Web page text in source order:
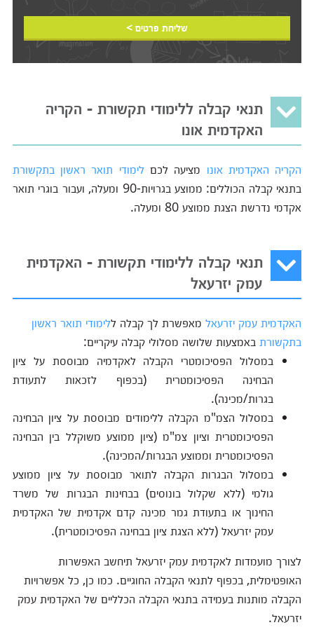
שליחת פרטים >
תנאי קבלה ללימודי תקשורת - הקריה
האקדמית אונו
הקריה האקדמית אונו מציעה לכם לימודי תואר ראשון בתקשורת
בתנאי קבלה הכוללים: ממוצע בגרויות-90 ומעלה, ועבור בוגרי תואר
אקדמי נדרשת הצגת ממוצע 80 ומעלה.
תנאי קבלה ללימודי תקשורת - האקדמית
עמק יזרעאל
האקדמית עמק יזרעאלמאפשרת לך קבלה ללימודי תואר ראשון
בתקשורתבאמצעות שלושה מסלולי קבלה עיקריים:
במסלול הפסיכומטרי הקבלה לאקדמיה מבוססת על ציון
הבחינה הפסיכומטרית (בכפוף לזכאות לתעודת
בגרות/מכינה).
במסלול הצמ"מ הקבלה ללימודים מבוססת על ציון הבחינה
הפסיכומטרית וציון צמ"מ (ציון ממוצע משוקלל בין הבחינה
הפסיכומטרית וממוצע הבגרות/המכינה).
במסלול הבגרות הקבלה לתואר מבוססת על ציון ממוצע
גולמי (ללא שקלול בונוסים) בבחינות הבגרות של משרד
החינוך או בתעודת גמר מכינה קדם אקדמית של האקדמית
עמק יזרעאל (ללא הצגת ציון בבחינה הפסיכומטרית).
לצורך מועמדות לאקדמית עמק יזרעאל תיחשב האפשרות
האופטימלית, בכפוף לתנאי הקבלה החוגיים. כמו כן, כל אפשרויות
הקבלה מותנות בעמידה בתנאי הקבלה הכלליים של האקדמית עמק
יזרעאל.